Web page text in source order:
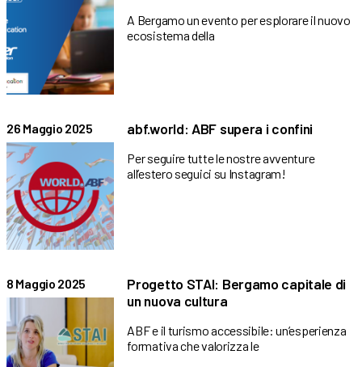
A Bergamo un evento per esplorare il nuovo
ecosistema della
26 Maggio 2025 abf.world: ABF supera i confini
Per seguire tutte le nostre avventure
all’estero seguici su Instagram!
8 Maggio 2025
Progetto STAI: Bergamo capitale di
un nuova cultura
ABF e il turismo accessibile: un’esperienza
formativa che valorizza le